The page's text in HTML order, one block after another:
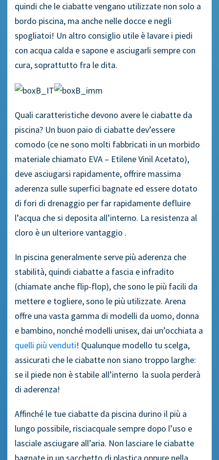
quindi che le ciabatte vengano utilizzate non solo a
bordo piscina, ma anche nelle docce e negli
spogliatoi! Un altro consiglio utile è lavare i piedi
con acqua calda e sapone e asciugarli sempre con
cura, soprattutto fra le dita.
Quali caratteristiche devono avere le ciabatte da
piscina? Un buon paio di ciabatte dev’essere
comodo (ce ne sono molti fabbricati in un morbido
materiale chiamato EVA – Etilene Vinil Acetato),
deve asciugarsi rapidamente, offrire massima
aderenza sulle superfici bagnate ed essere dotato
di fori di drenaggio per far rapidamente defluire
l’acqua che si deposita all’interno. La resistenza al
cloro è un ulteriore vantaggio .
In piscina generalmente serve più aderenza che
stabilità, quindi ciabatte a fascia e infradito
(chiamate anche flip-flop), che sono le più facili da
mettere e togliere, sono le più utilizzate. Arena
offre una vasta gamma di modelli da uomo, donna
e bambino, nonché modelli unisex, dai un’occhiata a
quelli più venduti! Qualunque modello tu scelga,
assicurati che le ciabatte non siano troppo larghe:
se il piede non è stabile all’interno la suola perderà
di aderenza!
Affinché le tue ciabatte da piscina durino il più a
lungo possibile, risciacquale sempre dopo l’uso e
lasciale asciugare all’aria. Non lasciare le ciabatte
bagnate in un sacchetto di plastica oppure nella